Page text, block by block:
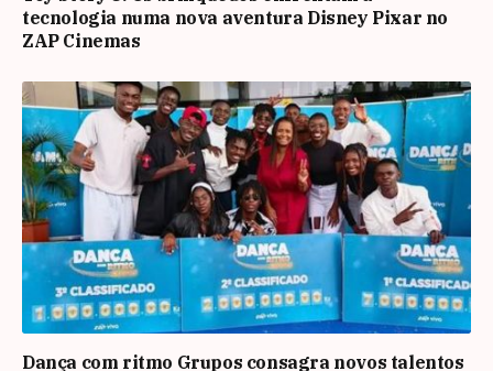
tecnologia numa nova aventura Disney Pixar no
ZAP Cinemas
Dança com ritmo Grupos consagra novos talentos